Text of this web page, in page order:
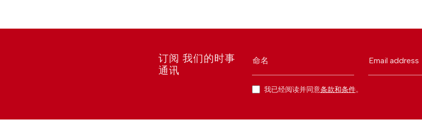
订阅 我们的时事
通讯
命名 Email address
我已经阅读并同意条款和条件。